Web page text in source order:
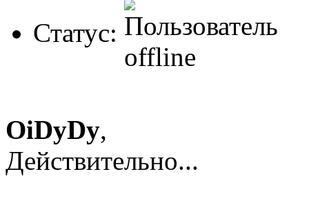
Статус:
OiDyDy,
Действительно...